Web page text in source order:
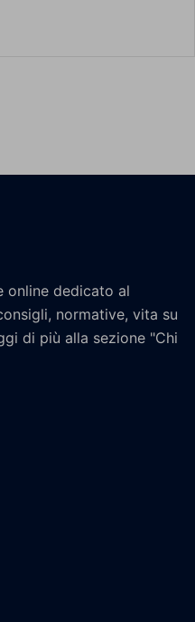
dedicato al
normative, vita su
di più alla sezione "Chi